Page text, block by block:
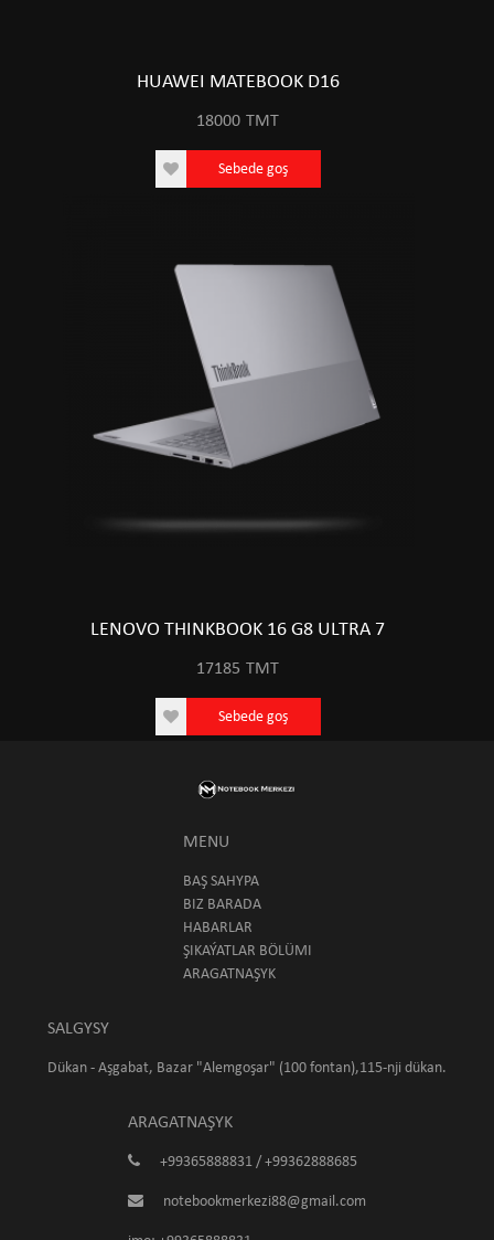
HUAWEI MATEBOOK D16
18000 TMT
Sebede goş
LENOVO THINKBOOK 16 G8 ULTRA 7
17185 TMT
Sebede goş
MENU
BAŞ SAHYPA
BIZ BARADA
HABARLAR
ŞIKAÝATLAR BÖLÜMI
ARAGATNAŞYK
SALGYSY
Dükan - Aşgabat, Bazar "Alemgoşar" (100 fontan),115-nji dükan.
ARAGATNAŞYK
+99365888831 / +99362888685
notebookmerkezi88@gmail.com